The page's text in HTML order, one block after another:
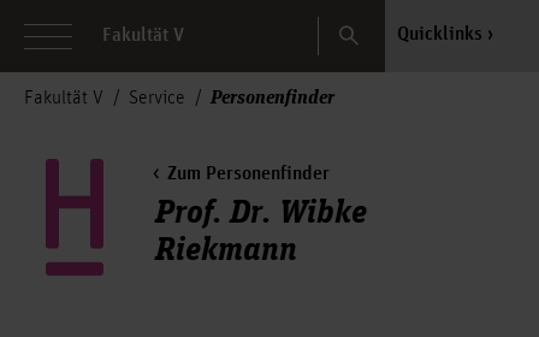
Fakultät V Search Quicklinks
Fakultät V Service Personenfinder
Zum Personenfinder
Prof. Dr. Wibke
Riekmann